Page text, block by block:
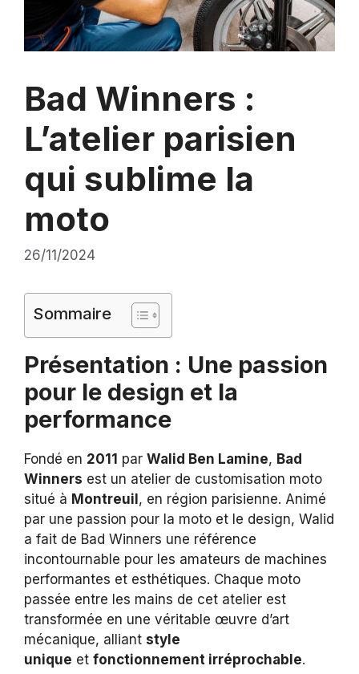
Bad Winners :
L’atelier parisien
qui sublime la
moto
26/11/2024
Sommaire
Présentation : Une passion
pour le design et la
performance
Fondé en 2011 par Walid Ben Lamine, Bad
Winners est un atelier de customisation moto
situé à Montreuil , en région parisienne. Animé
par une passion pour la moto et le design, Walid
a fait de Bad Winners une référence
incontournable pour les amateurs de machines
performantes et esthétiques. Chaque moto
passée entre les mains de cet atelier est
transformée en une véritable œuvre d’art
mécanique, alliant style
unique et fonctionnement irréprochable.